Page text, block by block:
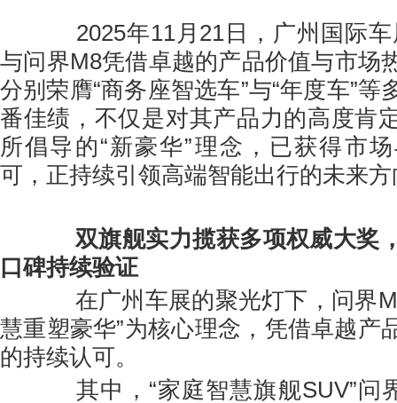
2025年11月21日，广州国际车
与问界M8凭借卓越的产品价值与市场
分别荣膺“商务座智选车”与“年度车”等
番佳绩，不仅是对其产品力的高度肯
所倡导的“新豪华”理念，已获得市
可，正持续引领高端智能出行的未来方
双旗舰实力揽获多项权威大奖
口碑持续验证
在广州车展的聚光灯下，问界
慧重塑豪华”为核心理念，凭借卓越产
的持续认可。
其中，“家庭智慧旗舰SUV”问